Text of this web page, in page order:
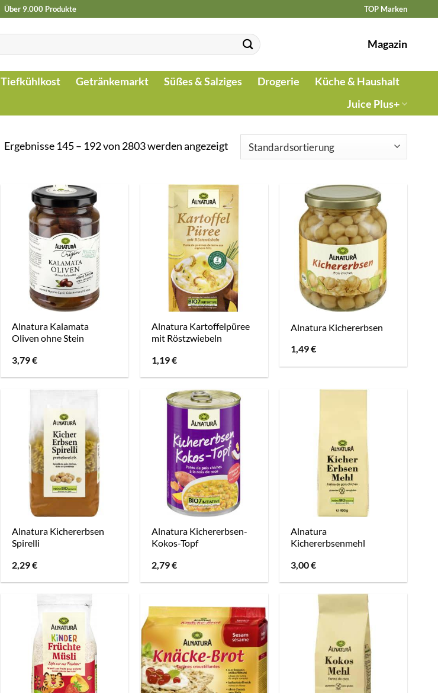
Über 9.000 Produkte TOP Marken
Magazin
Tiefkühlkost Getränkemarkt Süßes & Salziges Drogerie
Küche & Haushalt
Juice Plus+
Ergebnisse 145 – 192 von 2803 werden angezeigt
Alnatura Kalamata
Oliven ohne Stein
3,79€
Alnatura Kartoffelpüree
mit Röstzwiebeln
1,19€
Alnatura Kichererbsen
1,49€
Alnatura Kichererbsen
Spirelli
2,29€
Alnatura Kichererbsen-
Kokos-Topf
2,79€
Alnatura
Kichererbsenmehl
3,00€